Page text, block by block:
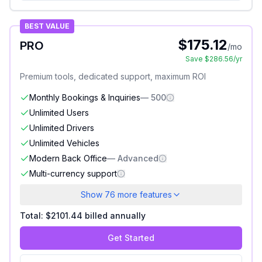
BEST VALUE
PRO $175.12/mo
Save $286.56/yr
Premium tools, dedicated support, maximum ROI
Monthly Bookings & Inquiries— 500
Included
Unlimited Users
Included
Unlimited Drivers
Included
Unlimited Vehicles
Modern Back Office— Advanced
Included
Multi-currency support
Show 76 more features
Total: $2101.44 billed annually
Get Started